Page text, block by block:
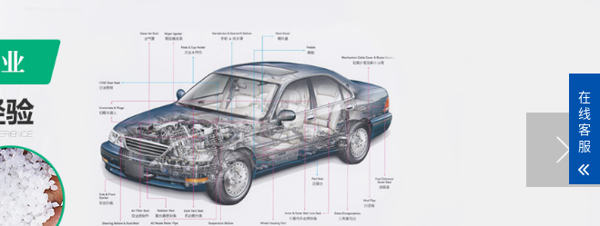
在
线
客
服